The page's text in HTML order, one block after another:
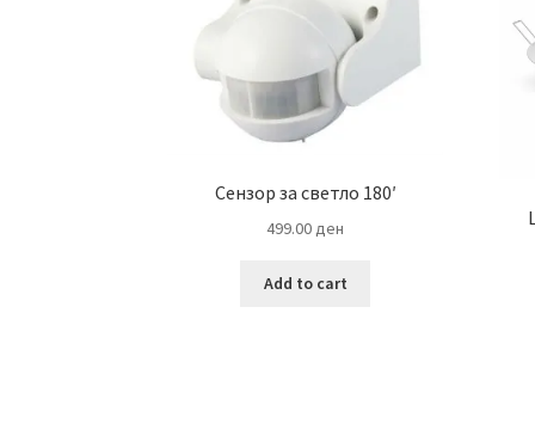
Сензор за светло 180′
499.00ден
Add to cart